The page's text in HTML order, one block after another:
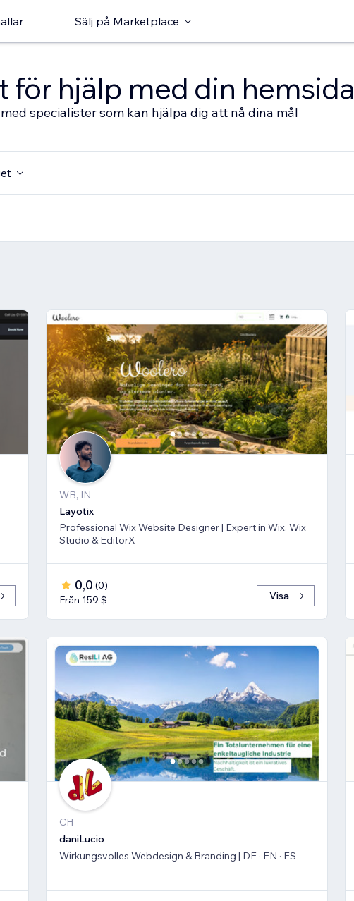
Sälj på Marketplace
för hjälp med din hemsida
specialister som kan hjälpa dig att nå dina mål
WB, IN
Layotix
Professional Wix Website Designer | Expert in Wix, Wix
Studio & EditorX
0,0 (0)
Från 159 $
Visa
CH
daniLucio
Wirkungsvolles Webdesign & Branding | DE · EN · ES